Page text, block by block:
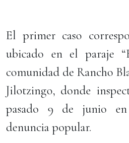
El primer caso
ubicado en el paraje
comunidad de Rancho
Jilotzingo, donde
pasado 9 de junio
denuncia popular.